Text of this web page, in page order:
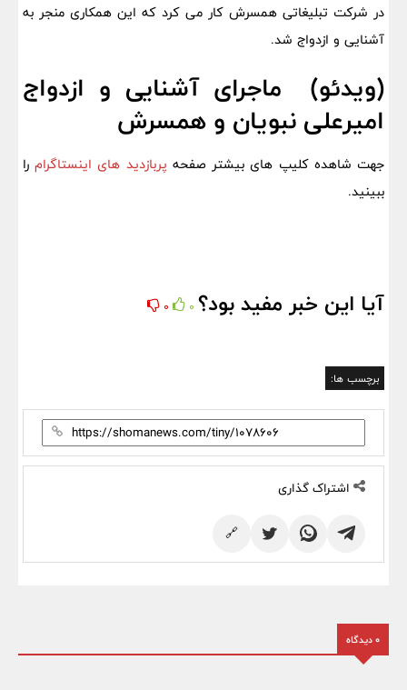
در شرکت تبلیغاتی همسرش کار می کرد که این همکاری منجر به
آشنایی و ازدواج شد.
(ویدئو) ماجرای آشنایی و ازدواج
امیرعلی نبویان و همسرش
جهت شاهده کلیپ های بیشتر صفحه پربازدید های اینستاگرامرا
ببینید.
آیا این خبر مفید بود؟ 0
0
برچسب ها:
اشتراک گذاری
🔗
0 دیدگاه